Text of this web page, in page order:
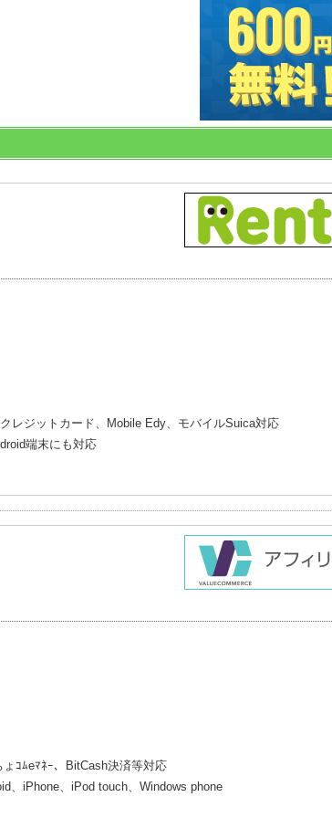
レジットカード、Mobile Edy、モバイルSuica対応
端末にも対応
ｺﾑeﾏﾈｰ、BitCash決済等対応
、iPhone、iPod touch、Windows phone